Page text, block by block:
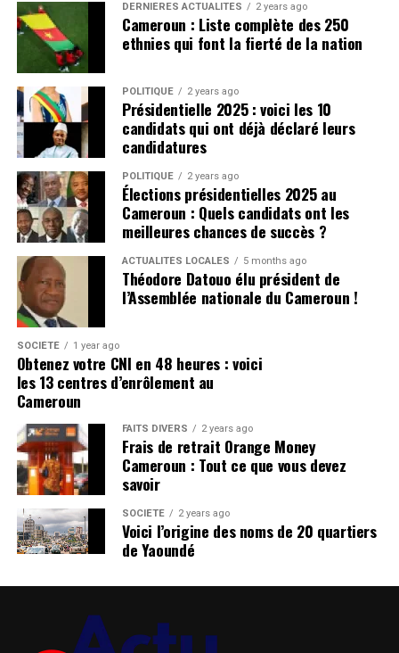
DERNIÈRES ACTUALITÉS 2 years ago
Cameroun : Liste complète des 250
ethnies qui font la fierté de la nation
POLITIQUE 2 years ago
Présidentielle 2025 : voici les 10
candidats qui ont déjà déclaré leurs
candidatures
POLITIQUE 2 years ago
Élections présidentielles 2025 au
Cameroun : Quels candidats ont les
meilleures chances de succès ?
ACTUALITÉS LOCALES 5 months ago
Théodore Datouo élu président de
l’Assemblée nationale du Cameroun !
SOCIÉTÉ 1 year ago
Obtenez votre CNI en 48 heures : voici
les 13 centres d’enrôlement au
Cameroun
FAITS DIVERS 2 years ago
Frais de retrait Orange Money
Cameroun : Tout ce que vous devez
savoir
SOCIÉTÉ 2 years ago
Voici l’origine des noms de 20 quartiers
de Yaoundé